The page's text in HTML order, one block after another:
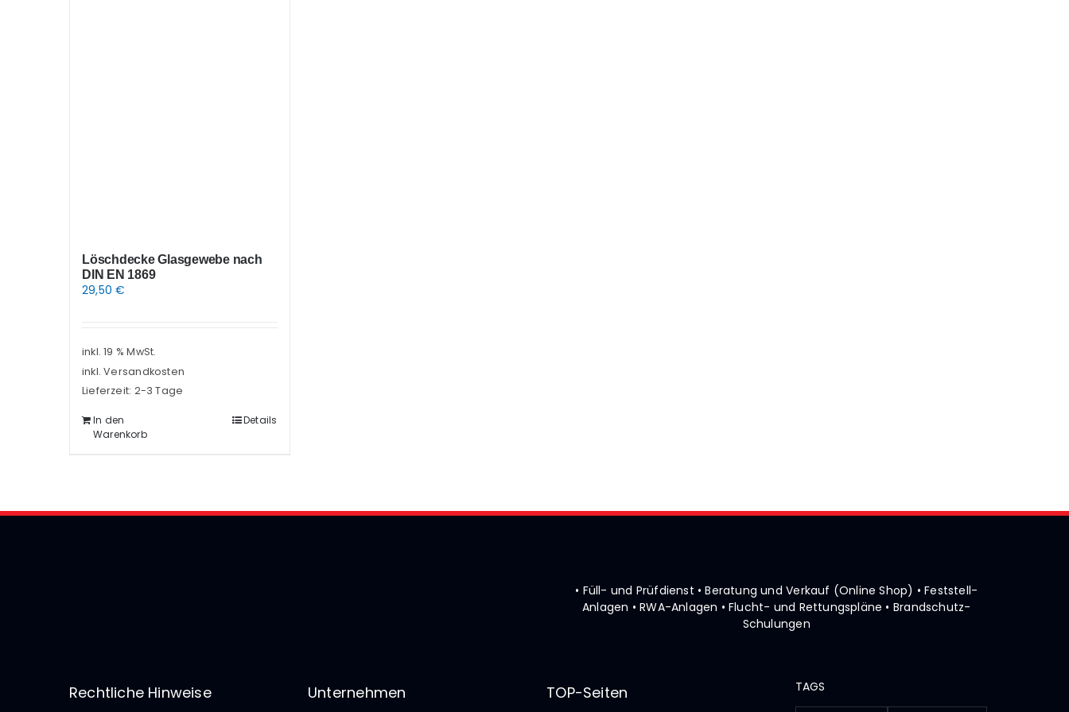
Löschdecke Glasgewebe nach
DIN EN 1869
29,50€
inkl. 19 % MwSt.
inkl. Versandkosten
Lieferzeit: 2-3 Tage
In den
Warenkorb
Details
• Füll- und Prüfdienst • Beratung und Verkauf (Online Shop) • Feststell-
Anlagen • RWA-Anlagen • Flucht- und Rettungspläne • Brandschutz-
Schulungen
Rechtliche Hinweise Unternehmen TOP-Seiten TAGS